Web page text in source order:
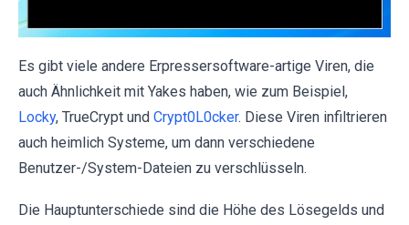
Es gibt viele andere Erpressersoftware-artige Viren, die
auch Ähnlichkeit mit Yakes haben, wie zum Beispiel,
Locky, TrueCrypt und Crypt0L0cker. Diese Viren infiltrieren
auch heimlich Systeme, um dann verschiedene
Benutzer-/System-Dateien zu verschlüsseln.
Die Hauptunterschiede sind die Höhe des Lösegelds und